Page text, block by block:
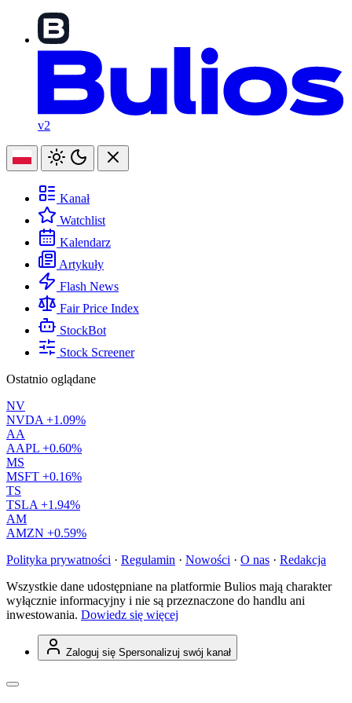
v2
Kanał
Watchlist
Kalendarz
Artykuły
Flash News
Fair Price Index
StockBot
Stock Screener
Ostatnio oglądane
NV
NVDA +1.09%
AA
AAPL +0.60%
MS
MSFT +0.16%
TS
TSLA +1.94%
AM
AMZN +0.59%
Polityka prywatności · Regulamin · Nowości · O nas · Redakcja
Wszystkie dane udostępniane na platformie Bulios mają charakter
wyłącznie informacyjny i nie są przeznaczone do handlu ani
inwestowania. Dowiedz się więcej
Zaloguj się Spersonalizuj swój kanał